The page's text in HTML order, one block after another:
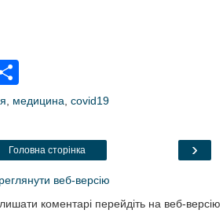
r
медицина covid19
›
Головна сторінка
веб-версію
коментарі перейдіть на веб-версію